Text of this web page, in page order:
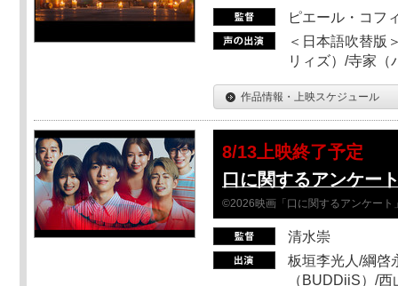
ピエール・コフ
＜日本語吹替版
リィズ）/寺家（
作品情報・上映スケジュール
8/13上映終了予定
口に関するアンケー
©2026映画「口に関するアンケート
清水崇
板垣李光人/綱啓
（BUDDiiS）/